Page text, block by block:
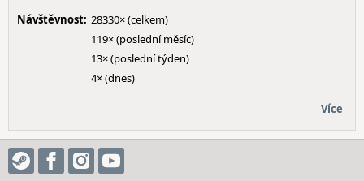
Návštěvnost: 28330× (celkem)
119× (poslední měsíc)
13× (poslední týden)
4× (dnes)
Více